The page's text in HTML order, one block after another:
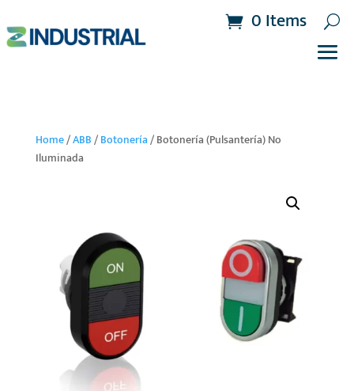
0 Items
Home/ABB/Botonería/ Botonería (Pulsantería) No
Iluminada